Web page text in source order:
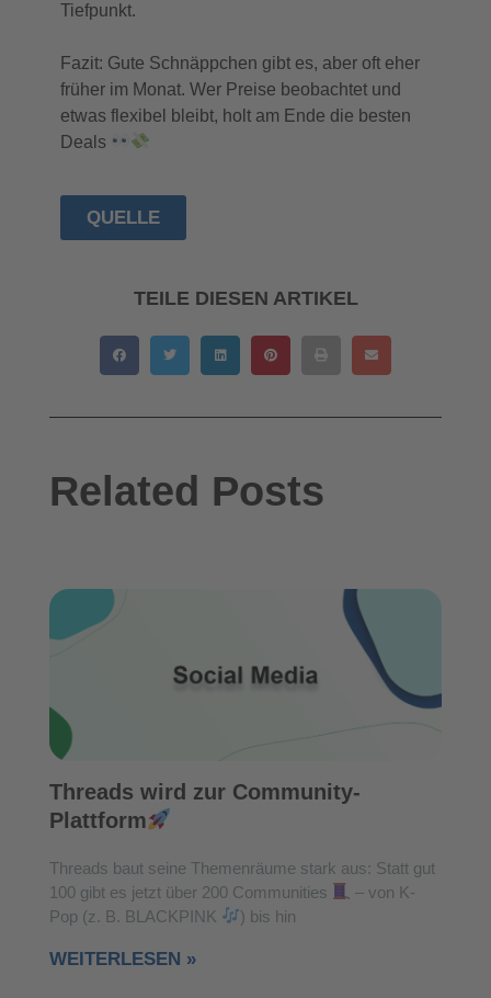
Tiefpunkt.
Fazit: Gute Schnäppchen gibt es, aber oft eher
früher im Monat. Wer Preise beobachtet und
etwas flexibel bleibt, holt am Ende die besten
Deals
QUELLE
TEILE DIESEN ARTIKEL
Related Posts
Threads wird zur Community-
Plattform
Threads baut seine Themenräume stark aus: Statt gut
100 gibt es jetzt über 200 Communities
– von K-
Pop (z. B. BLACKPINK
) bis hin
WEITERLESEN »